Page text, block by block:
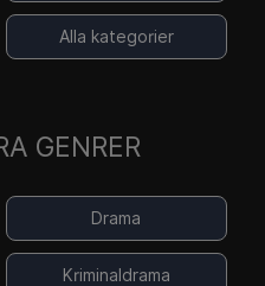
Alla kategorier
GENRER
Drama
Kriminaldrama